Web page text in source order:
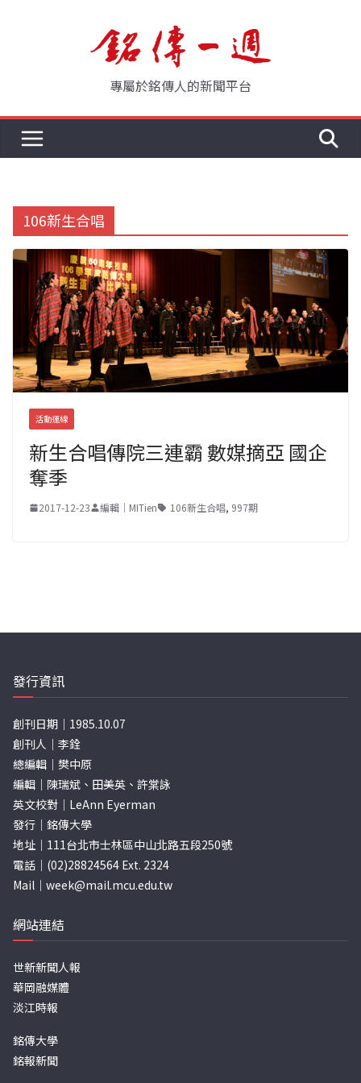
專屬於銘傳人的新聞平台
106新生合唱
活動連線
新生合唱傳院三連霸 數媒摘亞 國企
奪季
2017-12-23 編輯｜MITien 106新生合唱, 997期
發行資訊
創刊日期｜1985.10.07
創刊人｜李銓
總編輯｜樊中原
編輯｜陳瑞斌、田美英、許棠詠
英文校對｜LeAnn Eyerman
發行｜銘傳大學
地址｜111台北市士林區中山北路五段250號
電話｜(02)28824564 Ext. 2324
Mail｜ week@mail.mcu.edu.tw
網站連結
世新新聞人報
華岡融媒體
淡江時報
銘傳大學
銘報新聞